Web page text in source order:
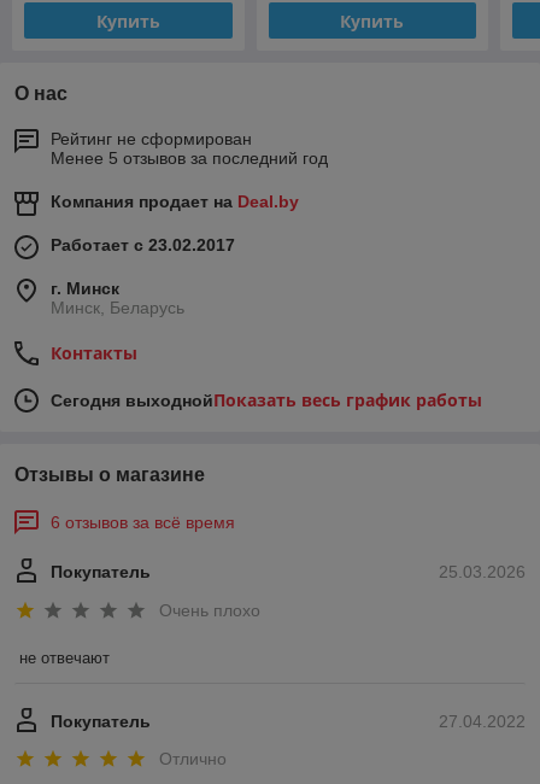
Купить Купить
О нас
Рейтинг не сформирован
Менее 5 отзывов за последний год
Компания продает на Deal.by
Работает с 23.02.2017
г. Минск
Минск, Беларусь
Контакты
Сегодня выходнойПоказать весь график работы
Отзывы о магазине
6 отзывов за всё время
25.03.2026
Покупатель
Очень плохо
не отвечают
27.04.2022
Покупатель
Отлично